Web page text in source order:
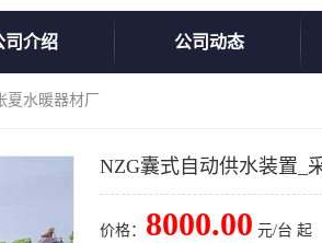
司介绍 公司动态
水暖器材厂
NZG囊式自动供水装置_
价格： 8000.00 元/台 起